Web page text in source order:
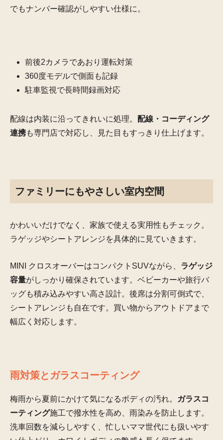
でもナンバー確認がしやすい仕様に。
前後2カメラであおり運転対策
360度モデルで側面も記録
駐車監視で長時間録画対応
配線は内装に沿ってきれいに処理。 配線・コーディング
連携も専門店で対応し、見た目もすっきり仕上げます。
ファミリーにもやさしい室内空間
かわいいだけでなく、家族で使える実用性もチェック。
ラゲッジやシートアレンジを具体的に見ていきます。
MINI クロスオーバーはコンパクトSUVながら、 ラゲッジ
容量がしっかり確保されています。ベビーカーや旅行バ
ッグも積み込みやすい高さ設計。後席は分割可倒式で、
シートアレンジも自在です。買い物からアウトドアまで
幅広く対応します。
雨対策とガラスコーティング
梅雨から夏前にかけて気になるボディの汚れ。
ガラスコ
ーティング施工で撥水性を高め、雨染みを防止します。
洗車回数を減らしやすく、忙しいママ世代にも扱いやす